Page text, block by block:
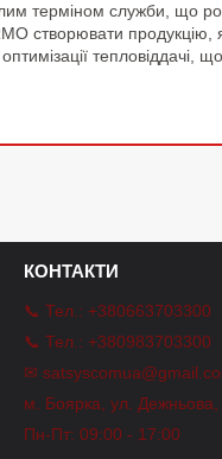
терміном служби, що
створювати
КОНТАКТИ
📞 Тел.: +380663703300
📞 Тел.: +380983703300
✉
м. Боярка, ул. Дежньова,
Пн-Пт: 09:00 - 17:00